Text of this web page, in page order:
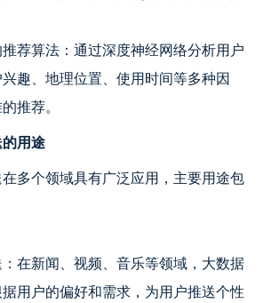
荐算法：通过深度神经网络分析用户
趣、地理位置、使用时间等多种因
推荐。
用途
多个领域具有广泛应用，主要用途包
在新闻、视频、音乐等领域，大数据
用户的偏好和需求，为用户推送个性